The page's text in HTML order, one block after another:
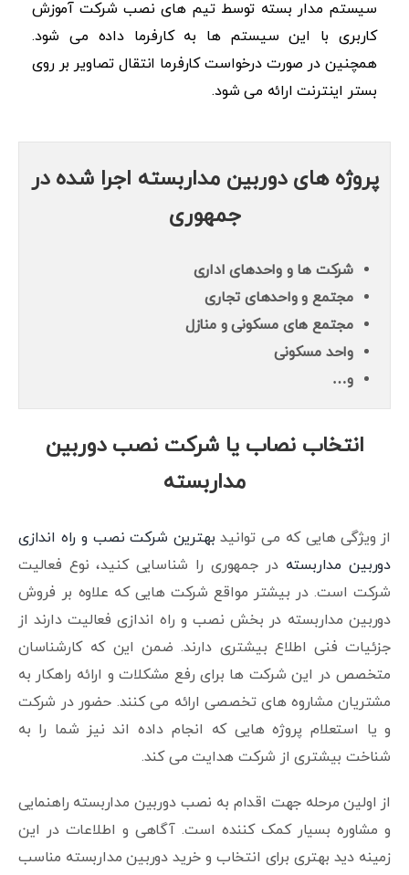
سیستم مدار بسته توسط تیم های نصب شرکت آموزش
کاربری با این سیستم ها به کارفرما داده می شود.
همچنین در صورت درخواست کارفرما انتقال تصاویر بر روی
بستر اینترنت ارائه می شود.
پروژه های دوربین مداربسته اجرا شده در
جمهوری
شرکت ها و واحدهای اداری
مجتمع و واحدهای تجاری
مجتمع های مسکونی و منازل
واحد مسکونی
و…
انتخاب نصاب یا شرکت نصب دوربین
مداربسته
از ویژگی هایی که می توانید بهترین شرکت نصب و راه اندازی
دوربین مداربسته در جمهوری را شناسایی کنید، نوع فعالیت
شرکت است. در بیشتر مواقع شرکت هایی که علاوه بر فروش
دوربین مداربسته در بخش نصب و راه اندازی فعالیت دارند از
جزئیات فنی اطلاع بیشتری دارند. ضمن این که کارشناسان
متخصص در این شرکت ها برای رفع مشکلات و ارائه راهکار به
مشتریان مشاروه های تخصصی ارائه می کنند. حضور در شرکت
و یا استعلام پروژه هایی که انجام داده اند نیز شما را به
شناخت بیشتری از شرکت هدایت می کند.
از اولین مرحله جهت اقدام به نصب دوربین مداربسته راهنمایی
و مشاوره بسیار کمک کننده است. آگاهی و اطلاعات در این
زمینه دید بهتری برای انتخاب و خرید دوربین مداربسته مناسب